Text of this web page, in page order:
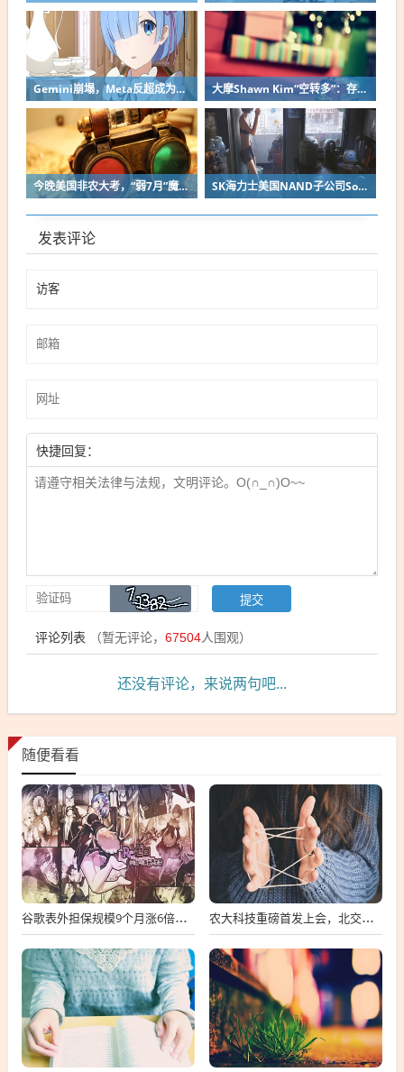
Gemini崩塌，Meta反超成为“AI老三”？谷歌会是一年前的Meta 吗？ 大摩Shawn Kim“空转多”：存储行情修正“接近尾声”，SK海力士EPS上调13%
今晚美国非农大考，“弱7月”魔咒会重演吗？此前三年均不及预期 SK海力士美国NAND子公司Solidigm拟筹备上市，负债率4484%是硬伤
发表评论
快捷回复：
评论列表 （暂无评论， 67504人围观）
还没有评论，来说两句吧...
随便看看
谷歌表外担保规模9个月涨6倍至438亿美元，用“财务兜底”换TPU芯片订单 农大科技重磅首发上会，北交所募资达4.13亿元，科技创新引领未来发展！